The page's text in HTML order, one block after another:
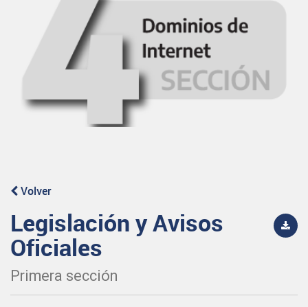
Volver
Legislación y Avisos
Oficiales
Primera sección